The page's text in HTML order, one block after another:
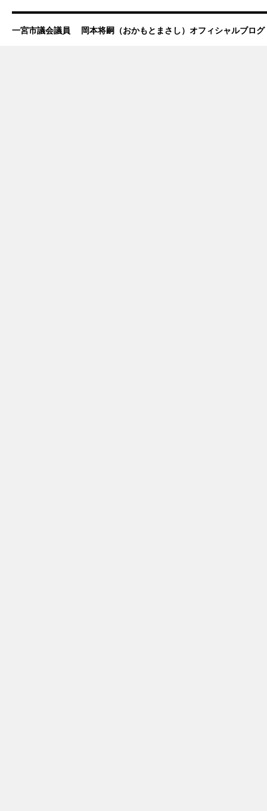
一宮市議会議員 岡本将嗣（おかもとまさし）オフィシャルブログ